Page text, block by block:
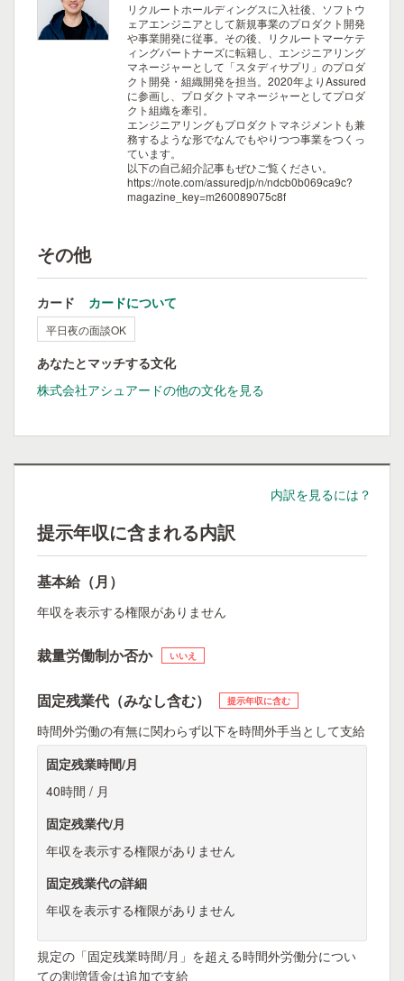
リクルートホールディングスに入社後、ソフトウ
ェアエンジニアとして新規事業のプロダクト開発
や事業開発に従事。その後、リクルートマーケテ
ィングパートナーズに転籍し、エンジニアリング
マネージャーとして「スタディサプリ」のプロダ
クト開発・組織開発を担当。2020年よりAssured
に参画し、プロダクトマネージャーとしてプロダ
クト組織を牽引。
エンジニアリングもプロダクトマネジメントも兼
務するような形でなんでもやりつつ事業をつくっ
ています。
以下の自己紹介記事もぜひご覧ください。
https://note.com/assuredjp/n/ndcb0b069ca9c?
magazine_key=m260089075c8f
その他
カード カードについて
平日夜の面談OK
あなたとマッチする文化
株式会社アシュアードの他の文化を見る
内訳を見るには？
提示年収に含まれる内訳
基本給（月）
年収を表示する権限がありません
裁量労働制か否か いいえ
固定残業代（みなし含む） 提示年収に含む
時間外労働の有無に関わらず以下を時間外手当として支給
固定残業時間/月
40時間 / 月
固定残業代/月
年収を表示する権限がありません
固定残業代の詳細
年収を表示する権限がありません
規定の「固定残業時間/月」を超える時間外労働分につい
ての割増賃金は追加で支給